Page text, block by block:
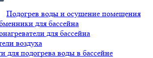
Подогрев воды и осушение помещения
для бассейна
для бассейна
воздуха
для подогрева воды в бассейне